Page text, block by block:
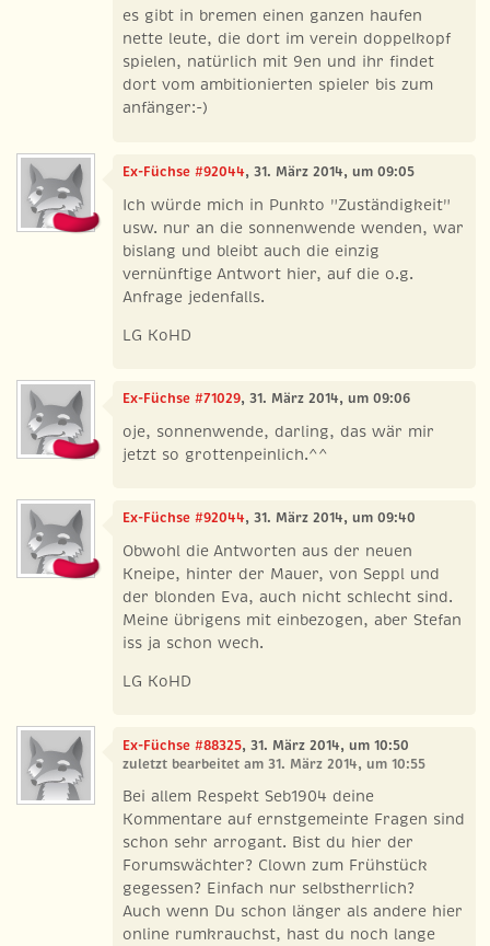
es gibt in bremen einen ganzen haufen
nette leute, die dort im verein doppelkopf
spielen, natürlich mit 9en und ihr findet
dort vom ambitionierten spieler bis zum
anfänger:-)
Ex-Füchse #92044, 31. März 2014, um 09:05
Ich würde mich in Punkto "Zuständigkeit"
usw. nur an die sonnenwende wenden, war
bislang und bleibt auch die einzig
vernünftige Antwort hier, auf die o.g.
Anfrage jedenfalls.
LG KoHD
Ex-Füchse #71029, 31. März 2014, um 09:06
oje, sonnenwende, darling, das wär mir
jetzt so grottenpeinlich.^^
Ex-Füchse #92044, 31. März 2014, um 09:40
Obwohl die Antworten aus der neuen
Kneipe, hinter der Mauer, von Seppl und
der blonden Eva, auch nicht schlecht sind.
Meine übrigens mit einbezogen, aber Stefan
iss ja schon wech.
LG KoHD
Ex-Füchse #88325, 31. März 2014, um 10:50
zuletzt bearbeitet am 31. März 2014, um 10:55
Bei allem Respekt Seb1904 deine
Kommentare auf ernstgemeinte Fragen sind
schon sehr arrogant. Bist du hier der
Forumswächter? Clown zum Frühstück
gegessen? Einfach nur selbstherrlich?
Auch wenn Du schon länger als andere hier
online rumkrauchst, hast du noch lange